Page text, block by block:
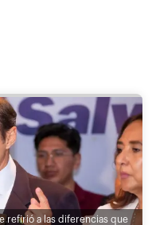
refirió a las diferencias que